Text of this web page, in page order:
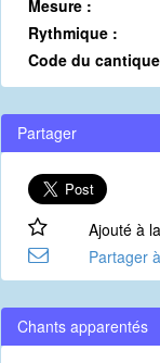
Mesure :
Rythmique :
Code du
Partager
Ajouté à
Partager
Chants apparentés